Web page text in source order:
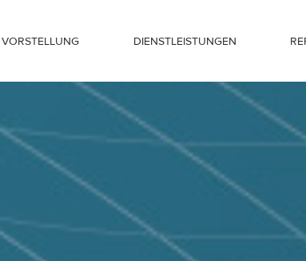
VORSTELLUNG DIENSTLEISTUNGEN
Sie Ihre Zoom und